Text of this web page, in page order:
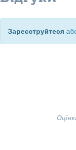
Зареєструйтеся